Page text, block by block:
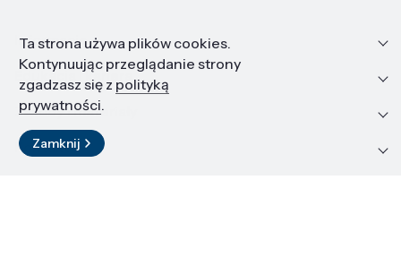
Informacje
Edukacja i kariera
Zasoby i materiały
Kontakt
Ta strona używa plików cookies.
Kontynuując przeglądanie strony
zgadzasz się z polityką
prywatności.
Zamknij